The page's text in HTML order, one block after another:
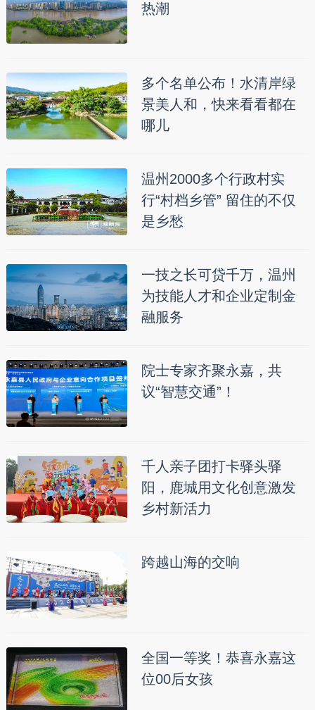
热潮
多个名单公布！水清岸绿
景美人和，快来看看都在
哪儿
温州2000多个行政村实
行“村档乡管” 留住的不仅
是乡愁
一技之长可贷千万，温州
为技能人才和企业定制金
融服务
院士专家齐聚永嘉，共
议“智慧交通”！
千人亲子团打卡驿头驿
阳，鹿城用文化创意激发
乡村新活力
跨越山海的交响
全国一等奖！恭喜永嘉这
位00后女孩